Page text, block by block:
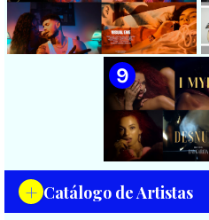
🟡 Zafiros - ¨Un nombre de
mujer¨ - Proyecto Anima
EGREM - Videoclip Animado
- Dirección: Landy García
🟡 Naldo - ¨Relación rota¨ 📺
Videoclip - 🎬 Director: Visual
EME
+ Catálogo de Artistas